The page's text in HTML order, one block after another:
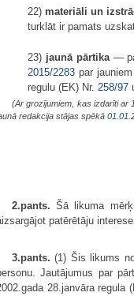
22) materiāli un
turklāt ir pamats
23) jaunā pārtika—
2015/2283 par
regulu (EK) Nr. 258/97
(Ar grozījumiem, kas izdarīti ar
redakcija stājas spēkā
2.pants. Šā likuma
patērētāju
3.pants. (1) Šis likums
Jautājumus par
28.janvāra regula